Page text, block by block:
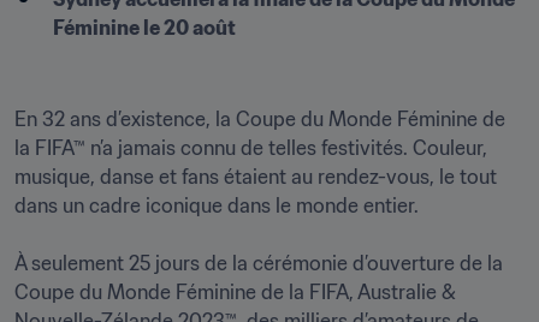
En 32 ans d’existence, la Coupe du Monde Féminine de
la FIFA™ n’a jamais connu de telles festivités. Couleur,
musique, danse et fans étaient au rendez-vous, le tout
dans un cadre iconique dans le monde entier.
À seulement 25 jours de la cérémonie d’ouverture de la
Coupe du Monde Féminine de la FIFA, Australie &